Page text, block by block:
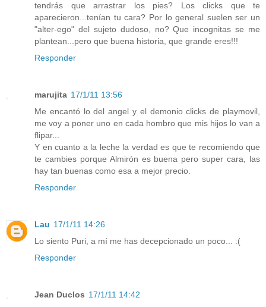
tendrás que arrastrar los pies? Los clicks que te
aparecieron...tenían tu cara? Por lo general suelen ser un
"alter-ego" del sujeto dudoso, no? Que incognitas se me
plantean...pero que buena historia, que grande eres!!!
Responder
marujita 17/1/11 13:56
Me encantó lo del angel y el demonio clicks de playmovil,
me voy a poner uno en cada hombro que mis hijos lo van a
flipar...
Y en cuanto a la leche la verdad es que te recomiendo que
te cambies porque Almirón es buena pero super cara, las
hay tan buenas como esa a mejor precio.
Responder
Lau 17/1/11 14:26
Lo siento Puri, a mí me has decepcionado un poco... :(
Responder
Jean Duclos 17/1/11 14:42